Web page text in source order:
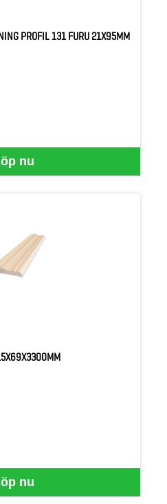
PROFIL 131 FURU 21X95MM
nu
nu